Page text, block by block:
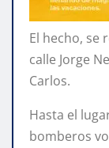
El hecho, se
calle Jorge
Carlos.
Hasta el
bomberos